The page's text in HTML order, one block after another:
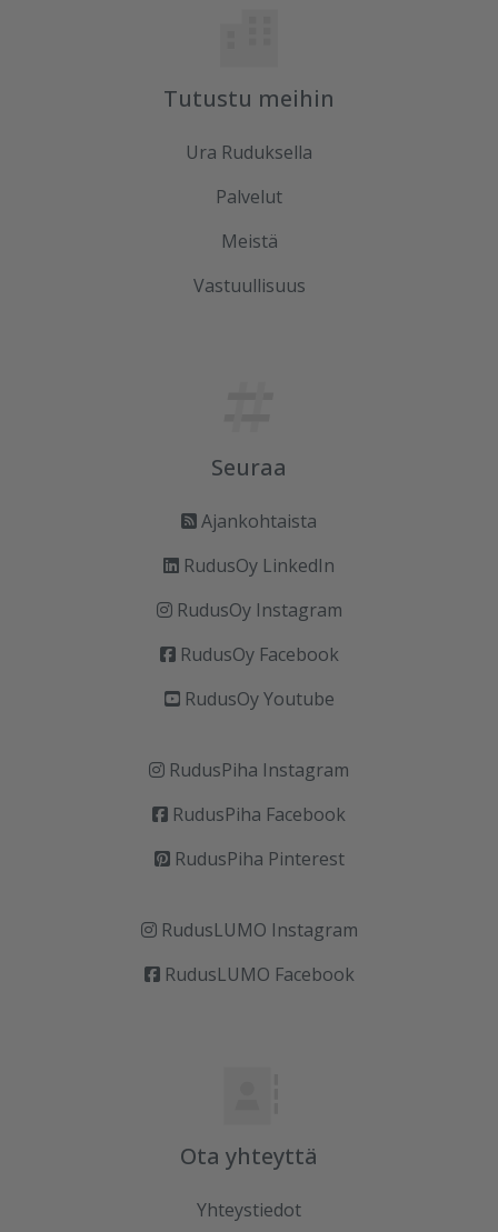
Tutustu meihin
Ura Ruduksella
Palvelut
Meistä
Vastuullisuus
Seuraa
Ajankohtaista
RudusOy LinkedIn
RudusOy Instagram
RudusOy Facebook
RudusOy Youtube
RudusPiha Instagram
RudusPiha Facebook
RudusPiha Pinterest
RudusLUMO Instagram
RudusLUMO Facebook
Ota yhteyttä
Yhteystiedot